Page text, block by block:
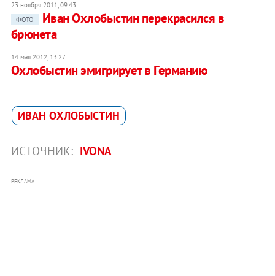
23 ноября 2011, 09:43
ФОТО
Иван Охлобыстин перекрасился в
брюнета
14 мая 2012, 13:27
Охлобыстин эмигрирует в Германию
ИВАН ОХЛОБЫСТИН
ИСТОЧНИК: IVONA
РЕКЛАМА